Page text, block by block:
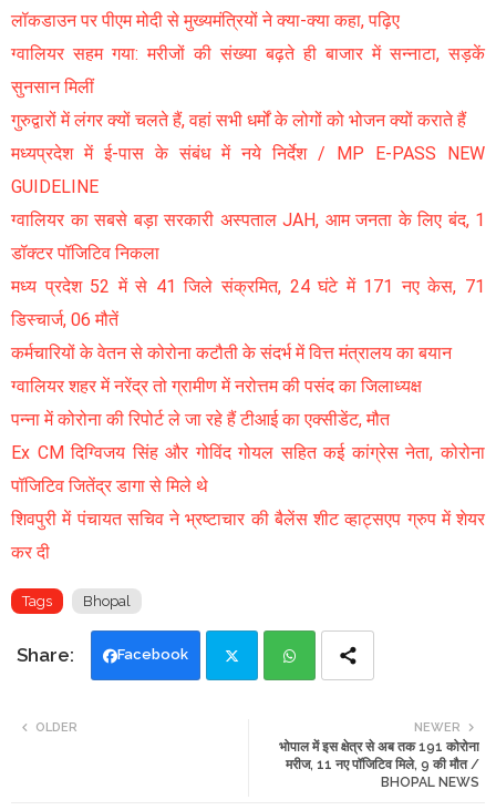
लॉकडाउन पर पीएम मोदी से मुख्यमंत्रियों ने क्या-क्या कहा, पढ़िए
ग्वालियर सहम गया: मरीजों की संख्या बढ़ते ही बाजार में सन्नाटा, सड़कें
सुनसान मिलीं
गुरुद्वारों में लंगर क्यों चलते हैं, वहां सभी धर्मों के लोगों को भोजन क्यों कराते हैं
मध्यप्रदेश में ई-पास के संबंध में नये निर्देश / MP E-PASS NEW
GUIDELINE
ग्वालियर का सबसे बड़ा सरकारी अस्पताल JAH, आम जनता के लिए बंद, 1
डॉक्टर पॉजिटिव निकला
मध्य प्रदेश 52 में से 41 जिले संक्रमित, 24 घंटे में 171 नए केस, 71
डिस्चार्ज, 06 मौतें
कर्मचारियों के वेतन से कोरोना कटौती के संदर्भ में वित्त मंत्रालय का बयान
ग्वालियर शहर में नरेंद्र तो ग्रामीण में नरोत्तम की पसंद का जिलाध्यक्ष
पन्ना में कोरोना की रिपोर्ट ले जा रहे हैं टीआई का एक्सीडेंट, मौत
Ex CM दिग्विजय सिंह और गोविंद गोयल सहित कई कांग्रेस नेता, कोरोना
पॉजिटिव जितेंद्र डागा से मिले थे
शिवपुरी में पंचायत सचिव ने भ्रष्टाचार की बैलेंस शीट व्हाट्सएप ग्रुप में शेयर
कर दी
Tags Bhopal
Facebook
ats
NEWER
भोपाल में इस क्षेत्र से अब तक 191 कोरोना
मरीज, 11 नए पॉजिटिव मिले, 9 की मौत /
BHOPAL NEWS
OLDER